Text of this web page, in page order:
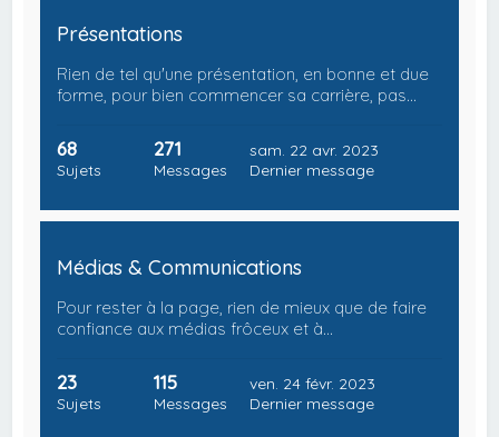
Présentations
Rien de tel qu'une présentation, en bonne et due
forme, pour bien commencer sa carrière, pas…
68
Sujets
271
Messages
sam. 22 avr. 2023
Dernier message
Médias & Communications
Pour rester à la page, rien de mieux que de faire
confiance aux médias frôceux et à…
23
Sujets
115
Messages
ven. 24 févr. 2023
Dernier message